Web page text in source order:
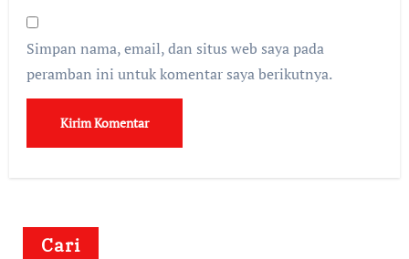
Simpan nama, email, dan situs web saya pada
peramban ini untuk komentar saya berikutnya.
Cari